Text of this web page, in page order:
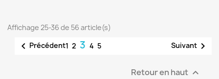
Affichage 25-36 de 56 article(s)
 Précédent1 2 3 4 5 Suivant 
Retour en haut 